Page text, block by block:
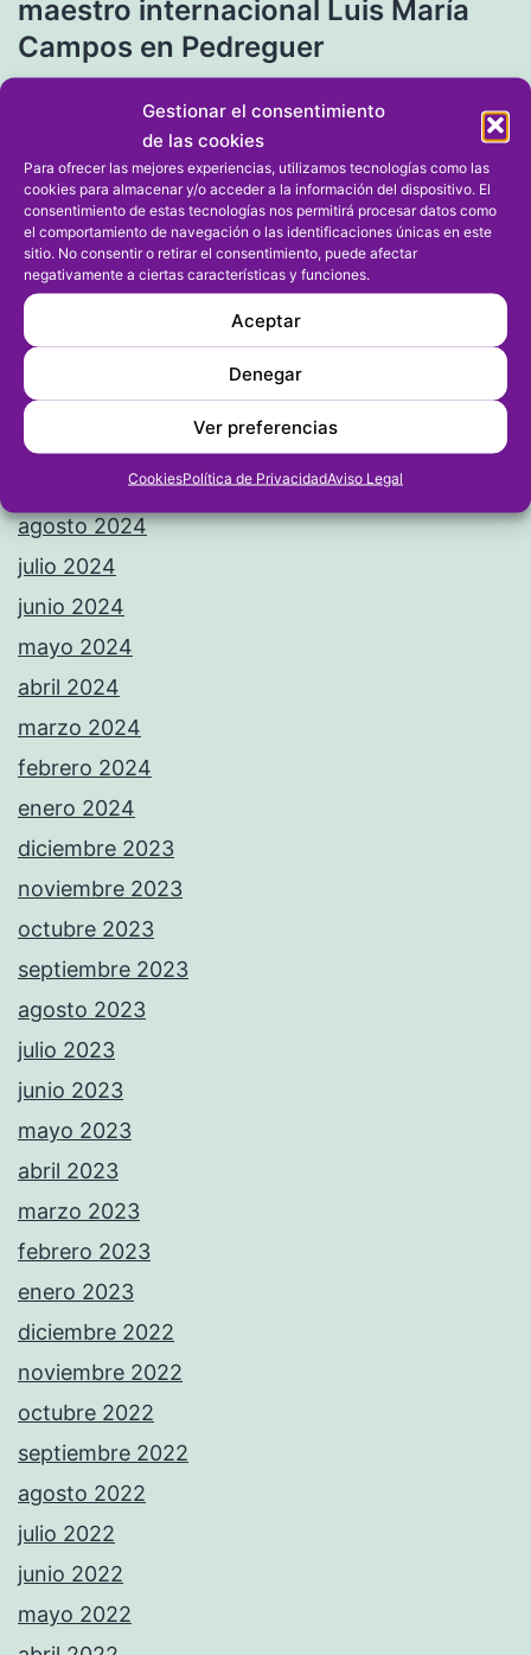
Gestionar el consentimiento
de las cookies
Para ofrecer las mejores experiencias, utilizamos tecnologías como las
cookies para almacenar y/o acceder a la información del dispositivo. El
consentimiento de estas tecnologías nos permitirá procesar datos como
el comportamiento de navegación o las identificaciones únicas en este
sitio. No consentir o retirar el consentimiento, puede afectar
negativamente a ciertas características y funciones.
Aceptar
Denegar
Ver preferencias
CookiesPolítica de PrivacidadAviso Legal
entradas
maestro internacional Luis María
Campos en Pedreguer
Entrada siguiente
Arnau de Beniarbeig-El Verger es
campeón autonómico benjamín de
los JECV
agosto 2024
julio 2024
junio 2024
mayo 2024
abril 2024
marzo 2024
febrero 2024
enero 2024
diciembre 2023
noviembre 2023
octubre 2023
septiembre 2023
agosto 2023
julio 2023
junio 2023
mayo 2023
abril 2023
marzo 2023
febrero 2023
enero 2023
diciembre 2022
noviembre 2022
octubre 2022
septiembre 2022
agosto 2022
julio 2022
junio 2022
mayo 2022